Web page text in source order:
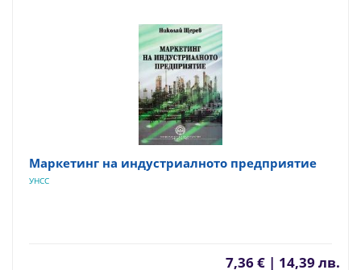
Маркетинг на индустриалното предприятие
УНСС
7,36 € | 14,39 лв.